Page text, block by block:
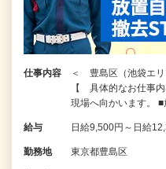
仕事内容
＜ 豊島区（池袋エ
【 具体的なお仕事
現場へ向かいます。 ■
給与 日給9,500円～日給
勤務地 東京都豊島区